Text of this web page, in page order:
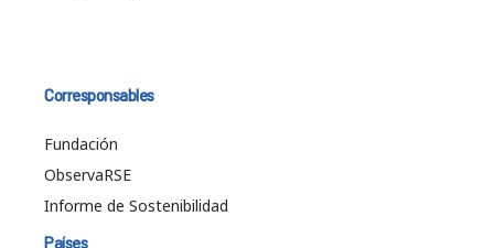
Corresponsables
Fundación
ObservaRSE
Informe de Sostenibilidad
Países